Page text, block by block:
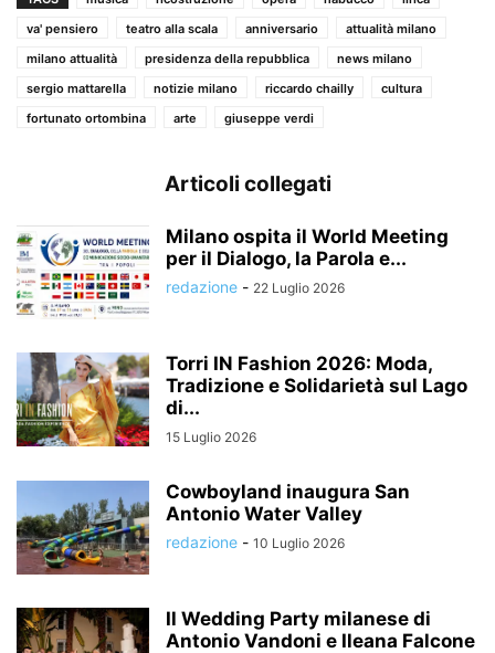
va' pensiero
teatro alla scala anniversario
attualità milano
milano attualità
presidenza della repubblica
news milano
sergio mattarella
notizie milano riccardo chailly
cultura
fortunato ortombina
arte giuseppe verdi
Articoli collegati
Milano ospita il World Meeting
per il Dialogo, la Parola e...
redazione - 22 Luglio 2026
Torri IN Fashion 2026: Moda,
Tradizione e Solidarietà sul Lago
di...
15 Luglio 2026
Cowboyland inaugura San
Antonio Water Valley
redazione - 10 Luglio 2026
Il Wedding Party milanese di
Antonio Vandoni e Ileana Falcone